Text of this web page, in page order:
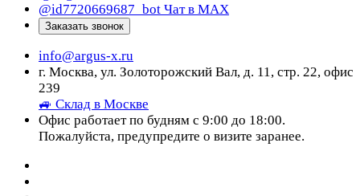
@id7720669687_bot Чат в МАХ
Заказать звонок
info@argus-x.ru
г. Москва, ул. Золоторожский Вал, д. 11, стр. 22, офис
239
🚙 Склад в Москве
Офис работает по будням с 9:00 до 18:00.
Пожалуйста, предупредите о визите заранее.